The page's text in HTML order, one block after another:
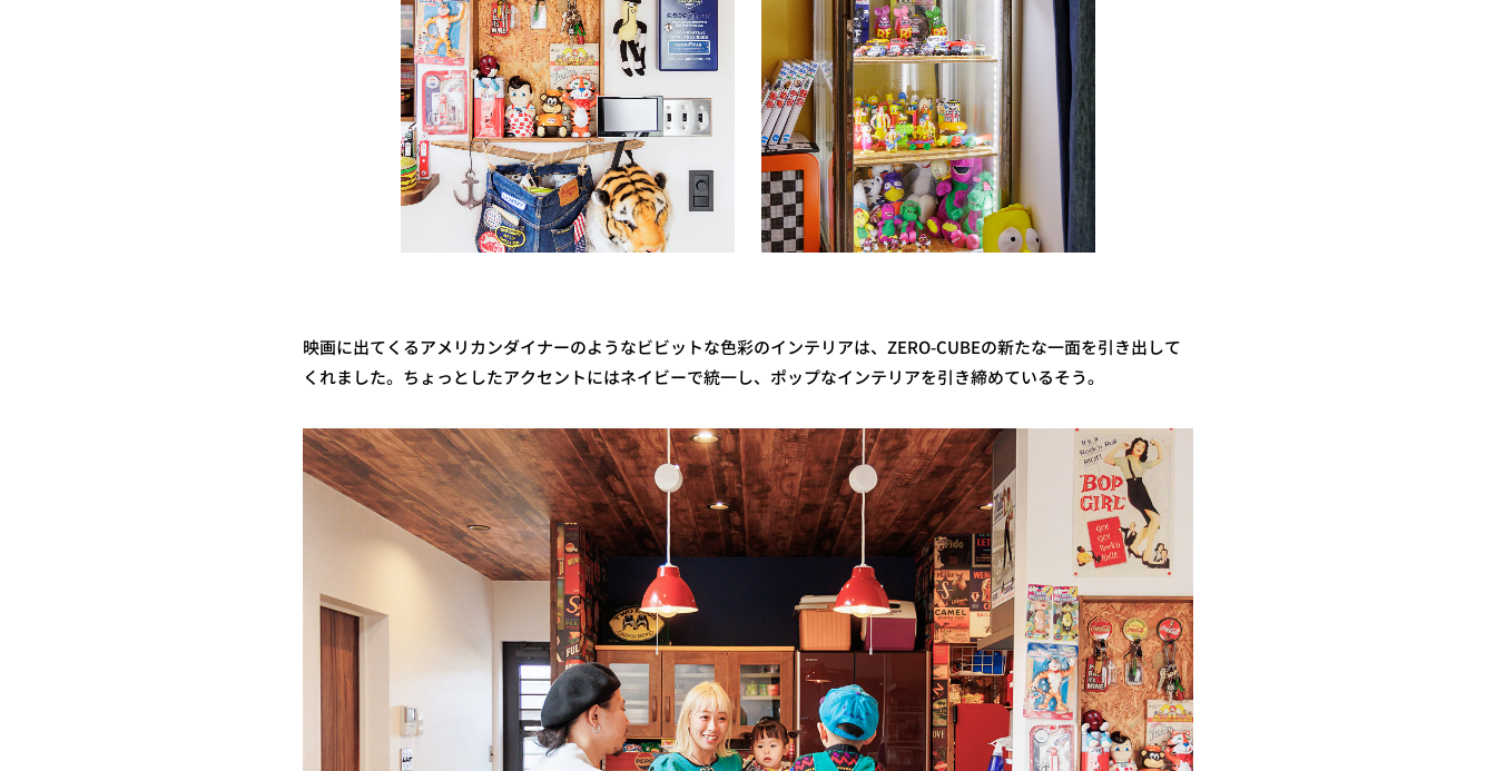
映画に出てくるアメリカンダイナーのようなビビットな色彩のインテリアは、ZERO-CUBEの新たな一面を引き出して
くれました。ちょっとしたアクセントにはネイビーで統一し、ポップなインテリアを引き締めているそう。